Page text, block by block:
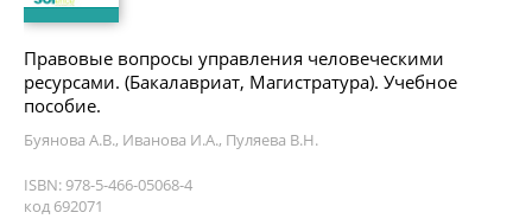
Правовые вопросы управления человеческими
ресурсами. (Бакалавриат, Магистратура). Учебное
пособие.
Буянова А.В., Иванова И.А., Пуляева В.Н.
ISBN: 978-5-466-05068-4
код 692071